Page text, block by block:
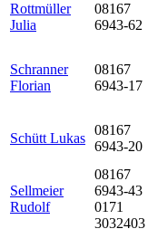
Rottmüller
Julia
08167
6943-62
Schranner
Florian
08167
6943-17
Schütt Lukas
08167
6943-20
Sellmeier
Rudolf
08167
6943-43
0171
3032403